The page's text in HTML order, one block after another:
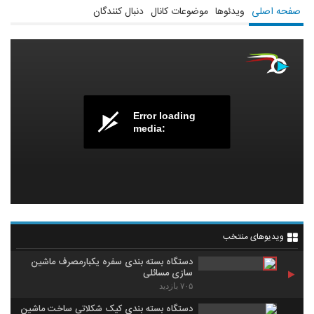
صفحه اصلی ویدئوها موضوعات کانال دنبال کنندگان
Error loading
media:
ویدیوهای منتخب
دستگاه بسته بندی سفره یکبارمصرف ماشین
سازی مسائلی
۷۰۵ بازدید
دستگاه بسته بندی کیک شکلاتی ساخت ماشین